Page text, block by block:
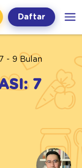
Daftar
7 - 9 Bulan
7